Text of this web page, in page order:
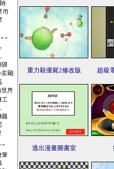
重力殺僵屍2修改版 超級
逃出漫畫圖書室